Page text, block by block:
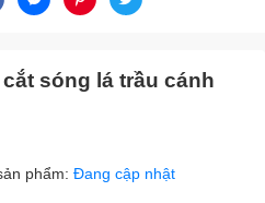
sóng lá trầu cánh
phẩm: Đang cập nhật